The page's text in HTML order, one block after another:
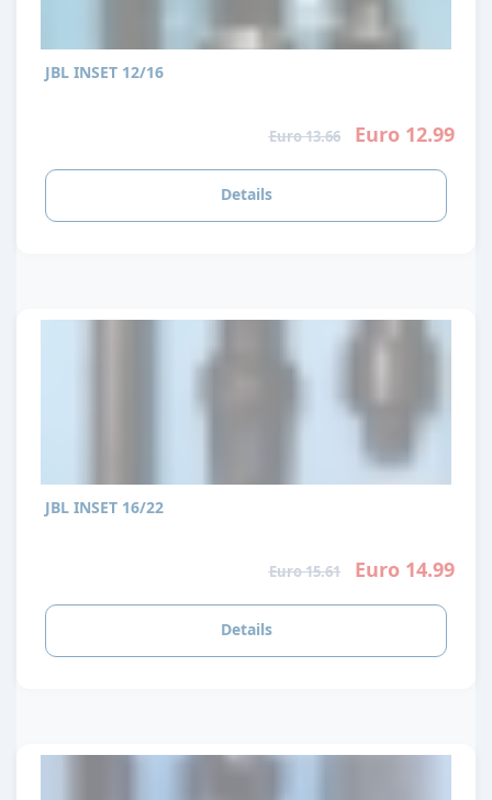
JBL INSET 12/16
Euro 13.66 Euro 12.99
Details
JBL INSET 16/22
Euro 15.61 Euro 14.99
Details